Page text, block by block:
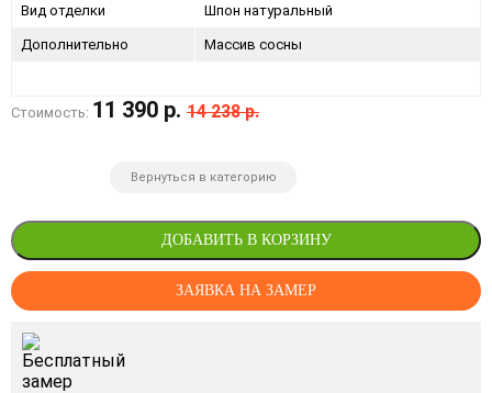
Вид отделки Шпон натуральный
Дополнительно Массив сосны
Стоимость: 11 390 р. 14 238 р.
Вернуться в категорию
ДОБАВИТЬ В КОРЗИНУ
ЗАЯВКА НА ЗАМЕР